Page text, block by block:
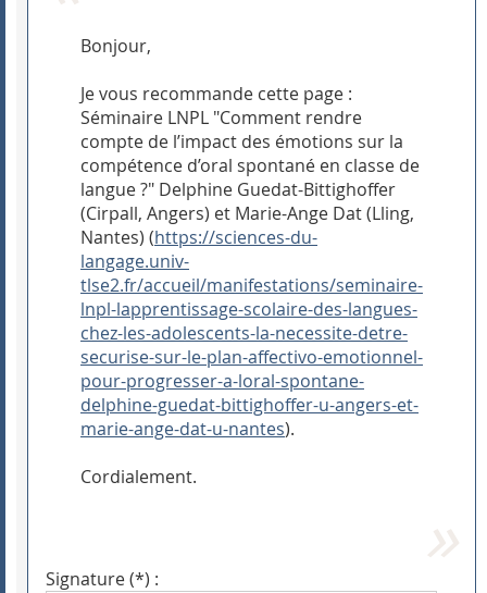
Bonjour,
Je vous recommande cette page :
Séminaire LNPL "Comment rendre
compte de l’impact des émotions sur la
compétence d’oral spontané en classe de
langue ?" Delphine Guedat-Bittighoffer
(Cirpall, Angers) et Marie-Ange Dat (Lling,
Nantes) (https://sciences-du-
langage.univ-
tlse2.fr/accueil/manifestations/seminaire-
lnpl-lapprentissage-scolaire-des-langues-
chez-les-adolescents-la-necessite-detre-
securise-sur-le-plan-affectivo-emotionnel-
pour-progresser-a-loral-spontane-
delphine-guedat-bittighoffer-u-angers-et-
marie-ange-dat-u-nantes).
Cordialement.
Signature (*) :